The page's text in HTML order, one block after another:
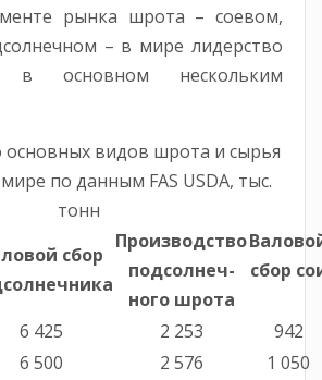
рынка шрота – соевом,
– в мире лидерство
в основном нескольким
основных видов шрота и сырья
по данным FAS USDA, тыс.
тонн
сбор
Производство
подсолнеч-
ного шрота
сбор
6 425 2 253
942
6 500 2 576
1 050